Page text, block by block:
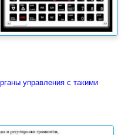
управления с такими